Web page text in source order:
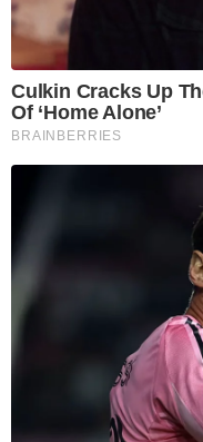
Culkin Cracks Up
Of ‘Home Alone’
BRAINBERRIES